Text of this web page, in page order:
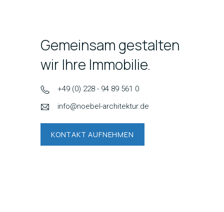
Gemeinsam gestalten
wir Ihre Immobilie.
+49 (0) 228 - 94 89 561 0
info@noebel-architektur.de
KONTAKT AUFNEHMEN